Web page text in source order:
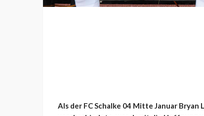
Als der FC Schalke 04 Mitte Januar Bryan